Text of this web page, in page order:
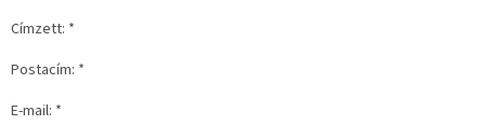
Címzett: *
Postacím: *
E-mail: *